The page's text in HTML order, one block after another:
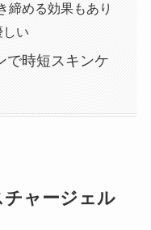
締める効果もあり
い
で時短スキンケ
ャージェル